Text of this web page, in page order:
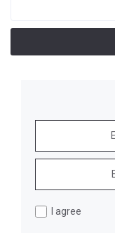
I agree